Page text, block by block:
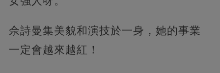
佘詩曼集美貌和演技於一身，她的事業
一定會越來越紅！